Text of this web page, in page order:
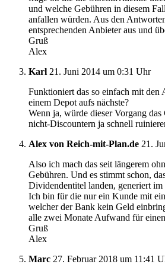
und welche Gebühren in diesem
anfallen würden. Aus den
entsprechenden Anbieter aus und
Gruß
Alex
Karl 21. Juni 2014 um 0:31 Uhr
Funktioniert das so einfach mit den
einem Depot aufs nächste?
Wenn ja, würde dieser Vorgang
nicht-Discountern ja schnell
Alex von Reich-mit-Plan.de 21.
Also ich mach das seit längerem
Gebühren. Und es stimmt schon,
Dividendentitel landen, generiert
Ich bin für die nur ein Kunde mit
welcher der Bank kein Geld
alle zwei Monate Aufwand für
Gruß
Alex
Marc 27. Februar 2018 um 11:41